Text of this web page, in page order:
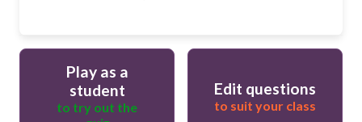
Play as a
student
to try out the
Edit questions
to suit your class